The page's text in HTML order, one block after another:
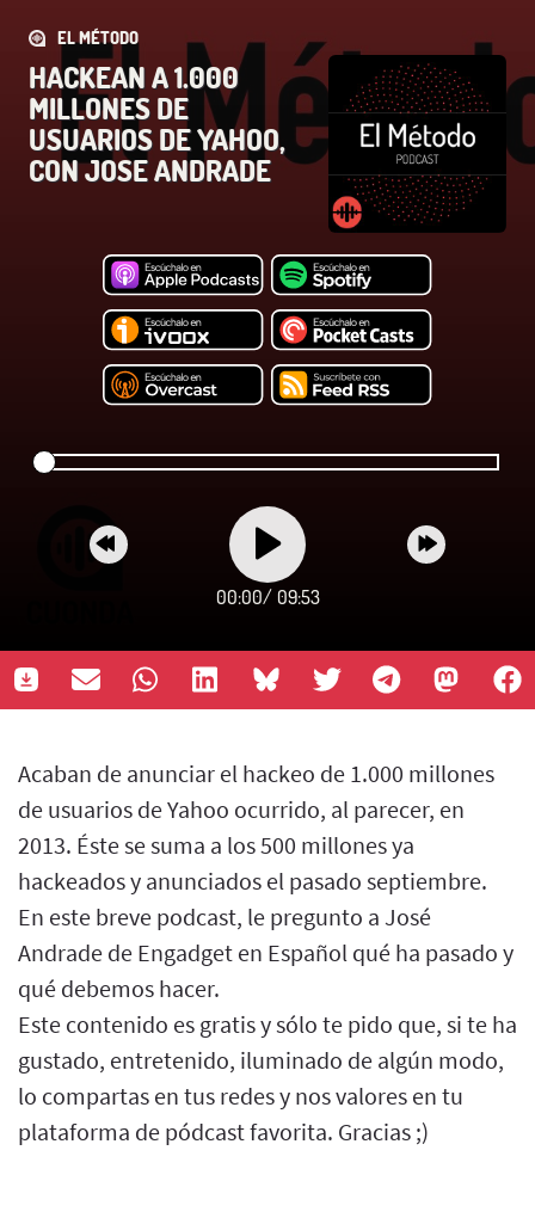
EL MÉTODO
HACKEAN A 1.000
MILLONES DE
USUARIOS DE YAHOO,
CON JOSE ANDRADE
00:00/ 09:53
Acaban de anunciar el hackeo de 1.000 millones
de usuarios de Yahoo ocurrido, al parecer, en
2013. Éste se suma a los 500 millones ya
hackeados y anunciados el pasado septiembre.
En este breve podcast, le pregunto a José
Andrade de Engadget en Español qué ha pasado y
qué debemos hacer.
Este contenido es gratis y sólo te pido que, si te ha
gustado, entretenido, iluminado de algún modo,
lo compartas en tus redes y nos valores en tu
plataforma de pódcast favorita. Gracias ;)